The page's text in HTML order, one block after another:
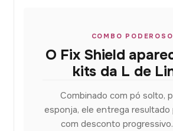
COMBO PODEROSO
O Fix Shield
kits da L de
Combinado com pó solto,
esponja, ele entrega resultado
com desconto